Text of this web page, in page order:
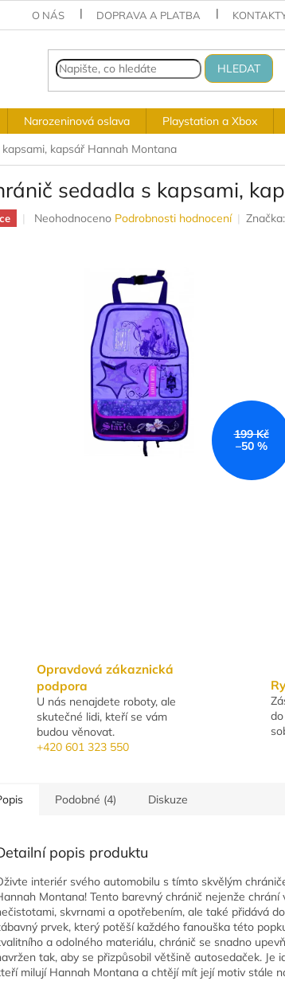
O NÁS DOPRAVA A PLATBA
HLEDAT
Narozeninová oslava Playstation a Xbox
kapsář Hannah Montana
sedadla s kapsami,
Průměrné
Neohodnoceno Podrobnosti hodnocení Značka:
199 Kč
–50 %
Opravdová zákaznická
podpora
U nás nenajdete roboty, ale
skutečné lidi, kteří se vám
budou věnovat.
+420 601 323 550
Podobné (4) Diskuze
popis produktu
interiér svého automobilu s tímto skvělým
Montana! Tento barevný chránič nejenže
skvrnami a opotřebením, ale také přidává
prvek, který potěší každého fanouška této
a odolného materiálu, chránič se snadno
tak, aby se přizpůsobil většině autosedaček. Je
milují Hannah Montana a chtějí mít její motiv stále